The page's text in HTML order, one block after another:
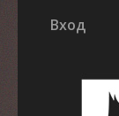
Вход